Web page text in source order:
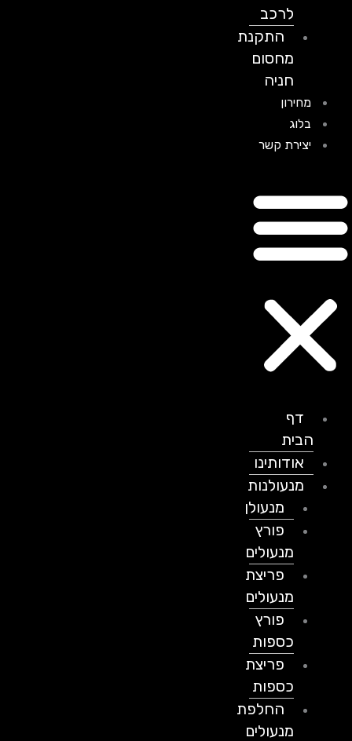
לרכב
התקנת
מחסום
חניה
מחירון
בלוג
יצירת קשר
דף
הבית
אודותינו
מנעולנות
מנעולן
פורץ
מנעולים
פריצת
מנעולים
פורץ
כספות
פריצת
כספות
החלפת
מנעולים